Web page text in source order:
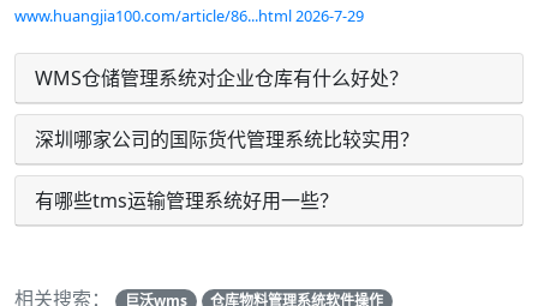
www.huangjia100.com/article/86...html 2026-7-29
WMS仓储管理系统对企业仓库有什么好处？
深圳哪家公司的国际货代管理系统比较实用？
有哪些tms运输管理系统好用一些？
相关搜索： 巨沃wms 仓库物料管理系统软件操作